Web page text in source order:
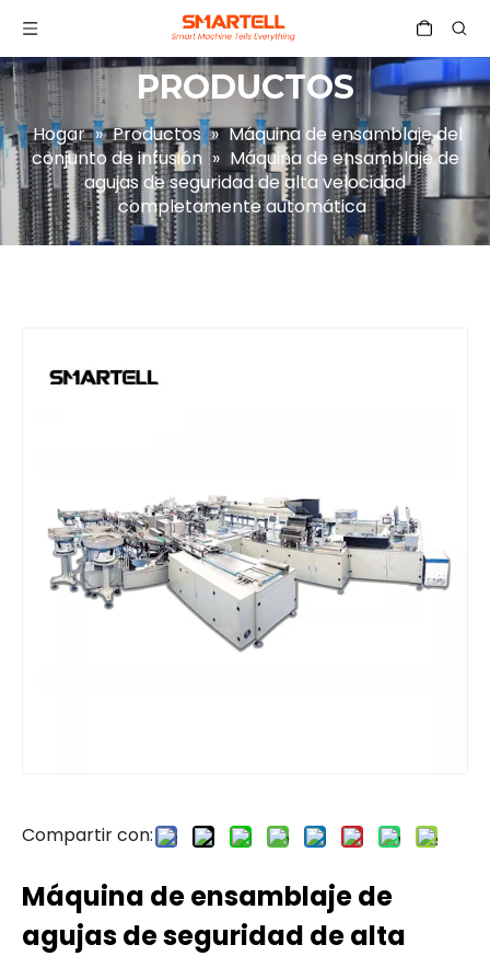
PRODUCTOS
Hogar » Productos » Máquina de ensamblaje del
conjunto de infusión » Máquina de ensamblaje de
agujas de seguridad de alta velocidad
completamente automática
Compartir con:
Máquina de ensamblaje de
agujas de seguridad de alta